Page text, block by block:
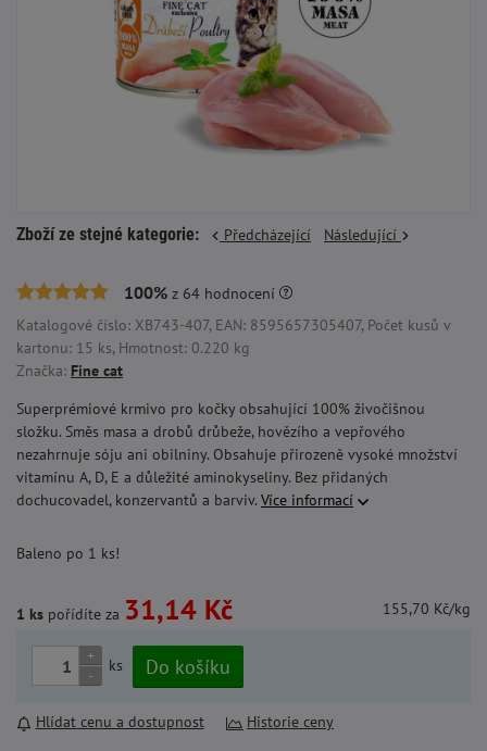
Zboží ze stejné kategorie: Předcházející Následující
100% z 64 hodnocení
Katalogové číslo: XB743-407, EAN: 8595657305407, Počet kusů v
kartonu: 15 ks, Hmotnost: 0.220 kg
Značka: Fine cat
Superprémiové krmivo pro kočky obsahující 100% živočišnou
složku. Směs masa a drobů drůbeže, hovězího a vepřového
nezahrnuje sóju ani obilniny. Obsahuje přirozeně vysoké množství
vitamínu A, D, E a důležité aminokyseliny. Bez přidaných
dochucovadel, konzervantů a barviv. Více informací
Baleno po 1 ks!
1 ks pořídíte za 31,14 Kč 155,70 Kč/kg
+
-
ks Do košíku
Hlídat cenu a dostupnost Historie ceny